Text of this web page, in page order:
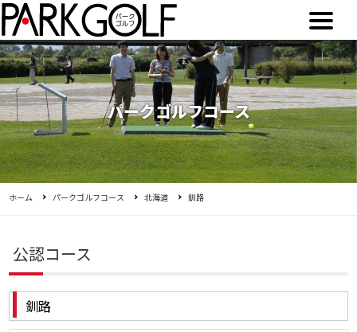
パークゴルフコース
ホーム パークゴルフコース 北海道 釧路
公認コース
釧路